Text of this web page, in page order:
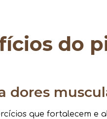
do
dores
que fortalecem e